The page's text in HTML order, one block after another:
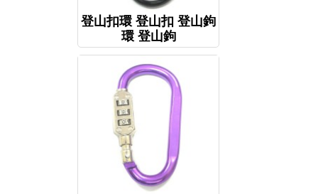
登山扣環 登山扣 登山鉤
環 登山鉤